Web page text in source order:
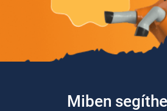
Miben